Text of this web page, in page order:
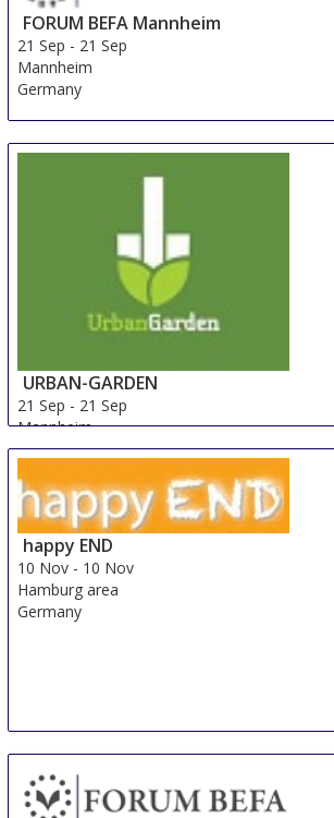
FORUM BEFA Mannheim
21 Sep - 21 Sep
Mannheim
Germany
URBAN-GARDEN
21 Sep - 21 Sep
Mannheim
Germany
happy END
10 Nov - 10 Nov
Hamburg area
Germany